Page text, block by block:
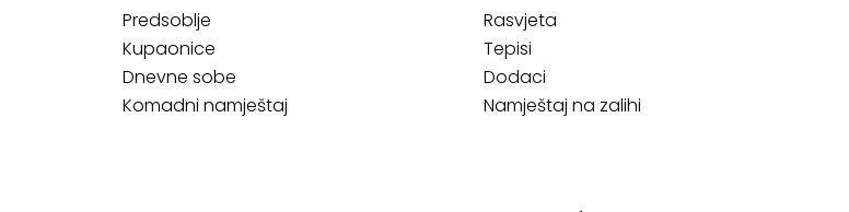
Predsoblje
Kupaonice
Dnevne sobe
Komadni namještaj
Rasvjeta
Tepisi
Dodaci
Namještaj na zalihi